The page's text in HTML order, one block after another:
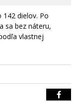
142 dielov. Po
sa bez náteru,
vlastnej